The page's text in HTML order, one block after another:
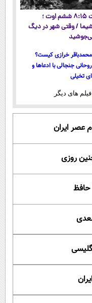
ساعت ۸:۱۵ ششم اوت ؛
/ وقتی شهر در دیگ
محمدباقر خرازی کیست؟
روحانی جنجالی با ادعاها و
تخیلی
فیلم های دیگر
عصر ایران
حافظ